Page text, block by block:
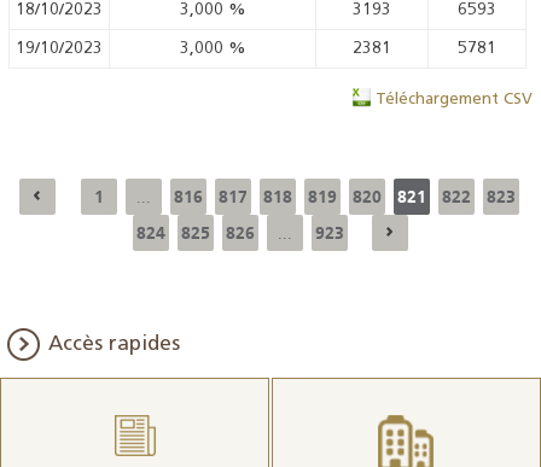
18/10/2023 3,000 % 3193 6593
19/10/2023 3,000 % 2381 5781
Téléchargement CSV
1 816 817 818 819 820 821 822
823
824
825 826 923
Accès rapides